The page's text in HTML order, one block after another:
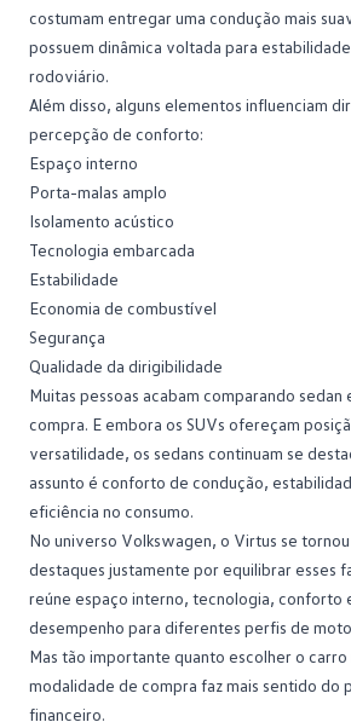
costumam entregar uma condução mais
possuem dinâmica voltada para
rodoviário.
Além disso, alguns elementos influenciam
percepção de conforto:
Espaço interno
Porta-malas amplo
Isolamento acústico
Tecnologia embarcada
Estabilidade
Economia de combustível
Segurança
Qualidade da dirigibilidade
Muitas pessoas acabam comparando sedan
compra. E embora os SUVs ofereçam
versatilidade, os sedans continuam se
assunto é conforto de condução,
eficiência no consumo.
No universo Volkswagen, o Virtus se
destaques justamente por equilibrar esses
reúne espaço interno, tecnologia, conforto
desempenho para diferentes perfis de
Mas tão importante quanto escolher o carro
modalidade de compra faz mais sentido do
financeiro.